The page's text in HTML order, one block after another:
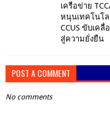
เครือข่าย
หนุนเทคโนโ
CCUS ขับเคลื่
สู่ความยั่งยืน
POST A COMMENT
No comments